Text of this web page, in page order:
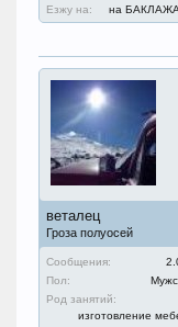
Езжу на:
на
веталец
Гроза полуосей
Сообщения:
Пол:
Род занятий:
изготовление